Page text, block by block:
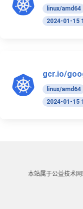
linux/amd64
2024-01-15
gcr.io/
linux/amd64
2024-01-15
本站属于公益技术